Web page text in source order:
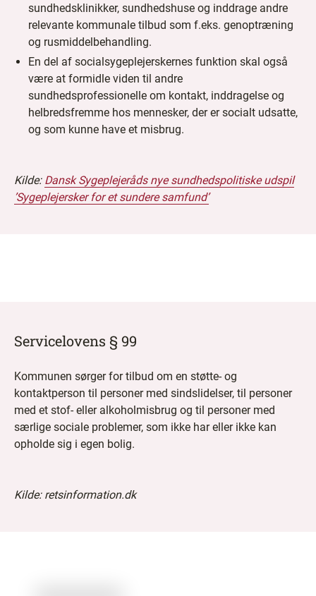
sundhedsklinikker, sundhedshuse og inddrage andre
relevante kommunale tilbud som f.eks. genoptræning
og rusmiddelbehandling.
En del af socialsygeplejerskernes funktion skal også
være at formidle viden til andre
sundhedsprofessionelle om kontakt, inddragelse og
helbredsfremme hos mennesker, der er socialt udsatte,
og som kunne have et misbrug.
Kilde: Dansk Sygeplejeråds nye sundhedspolitiske udspil
’Sygeplejersker for et sundere samfund’
Servicelovens § 99
Kommunen sørger for tilbud om en støtte- og
kontaktperson til personer med sindslidelser, til personer
med et stof- eller alkoholmisbrug og til personer med
særlige sociale problemer, som ikke har eller ikke kan
opholde sig i egen bolig.
Kilde: retsinformation.dk